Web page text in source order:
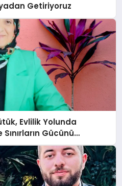
Getiriyoruz
Evlilik Yolunda
Sınırların Gücünü